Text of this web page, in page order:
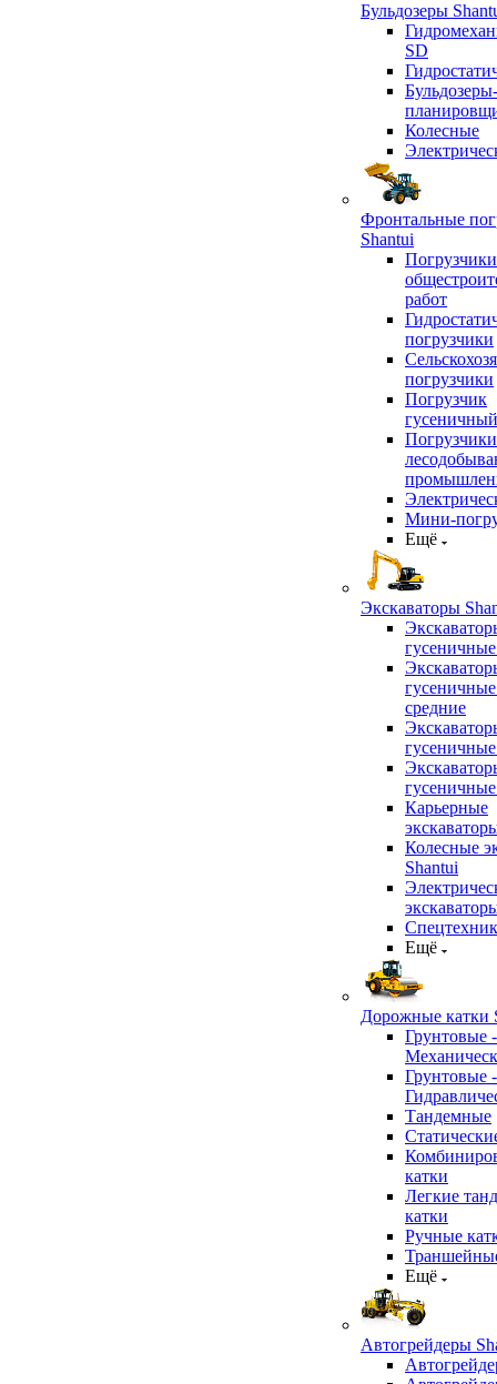
Бульдозеры
SD
Бульдозеры-
Колесные
Фронтальные
Shantui
работ
погрузчики
погрузчики
Погрузчик
гусеничный
Мини-
Ещё
Экскаваторы
средние
Карьерные
Колесные
Shantui
Ещё
Дорожные катки
Грунтовые -
Грунтовые -
Тандемные
катки
Легкие
катки
Ручные
Ещё
Автогрейдеры